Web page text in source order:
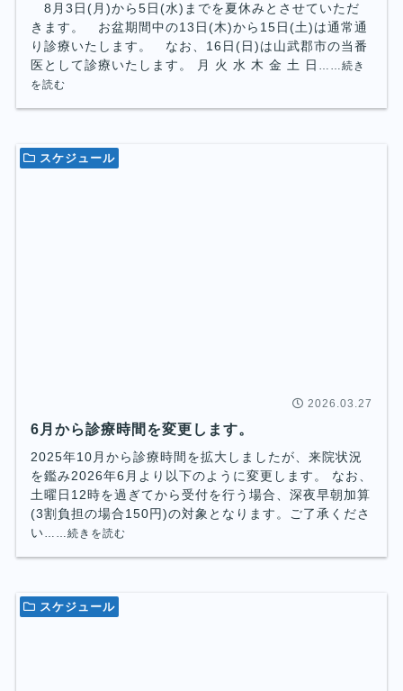
8月3日(月)から5日(水)までを夏休みとさせていただ
きます。 お盆期間中の13日(木)から15日(土)は通常通
り診療いたします。 なお、16日(日)は山武郡市の当番
医として診療いたします。 月 火 水 木 金 土 日 ……続き
を読む
2026.03.27
6月から診療時間を変更します。
2025年10月から診療時間を拡大しましたが、来院状況
を鑑み2026年6月より以下のように変更します。 なお、
土曜日12時を過ぎてから受付を行う場合、深夜早朝加算
(3割負担の場合150円)の対象となります。ご了承くださ
い……続きを読む
スケジュール
スケジュール